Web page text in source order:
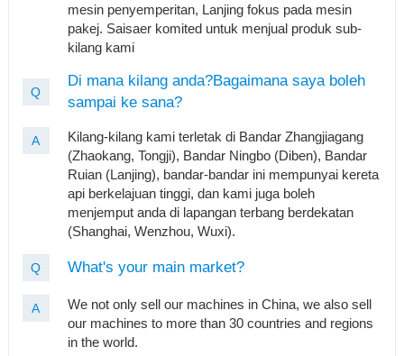
mesin penyemperitan, Lanjing fokus pada mesin
pakej. Saisaer komited untuk menjual produk sub-
kilang kami
Q
Di mana kilang anda?Bagaimana saya boleh
sampai ke sana?
A
Kilang-kilang kami terletak di Bandar Zhangjiagang
(Zhaokang, Tongji), Bandar Ningbo (Diben), Bandar
Ruian (Lanjing), bandar-bandar ini mempunyai kereta
api berkelajuan tinggi, dan kami juga boleh
menjemput anda di lapangan terbang berdekatan
(Shanghai, Wenzhou, Wuxi).
Q What's your main market?
A
We not only sell our machines in China, we also sell
our machines to more than 30 countries and regions
in the world.